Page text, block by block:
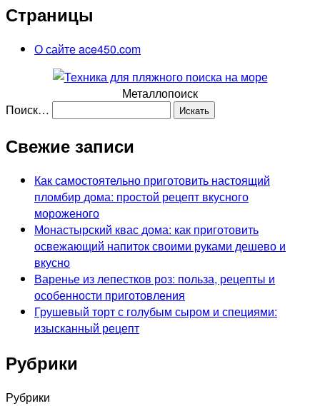
Страницы
О сайте ace450.com
Металлопоиск
Поиск…
Свежие записи
Как самостоятельно приготовить настоящий
пломбир дома: простой рецепт вкусного
мороженого
Монастырский квас дома: как приготовить
освежающий напиток своими руками дешево и
вкусно
Варенье из лепестков роз: польза, рецепты и
особенности приготовления
Грушевый торт с голубым сыром и специями:
изысканный рецепт
Рубрики
Рубрики